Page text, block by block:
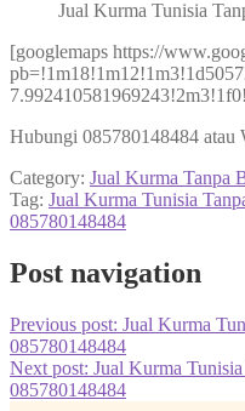
Jual Kurma Tunisia
[googlemaps https://
Hubungi 085780148484 atau
Category: Jual Kurma Tanpa
Tag: Jual Kurma Tunisia
085780148484
Post navigation
Previous post: Jual Kurma
085780148484
Next post: Jual Kurma
085780148484